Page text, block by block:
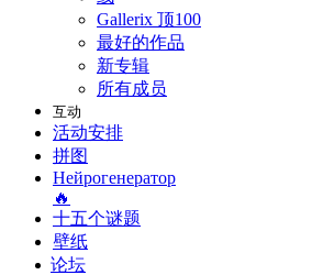
Gallerix 顶100
最好的作品
新专辑
所有成员
互动
活动安排
拼图
Нейрогенератор
🔥
十五个谜题
壁纸
论坛